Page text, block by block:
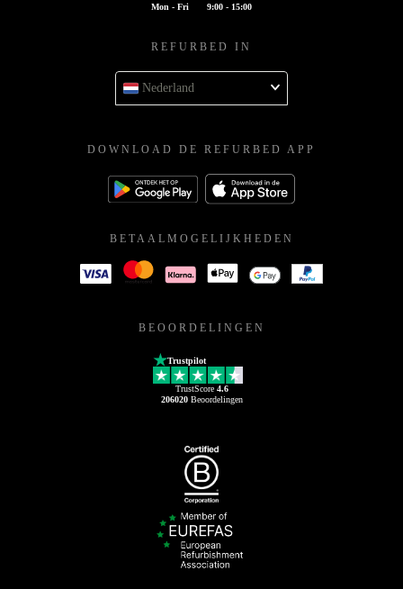
Mon - Fri 9:00 - 15:00
REFURBED IN
Nederland
DOWNLOAD DE REFURBED APP
BETAALMOGELIJKHEDEN
BEOORDELINGEN
Trustpilot
TrustScore 4.6
206020Beoordelingen